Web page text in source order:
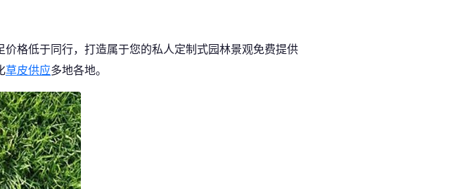
格低于同行，打造属于您的私人定制式园林景观免费提供
草皮供应多地各地。